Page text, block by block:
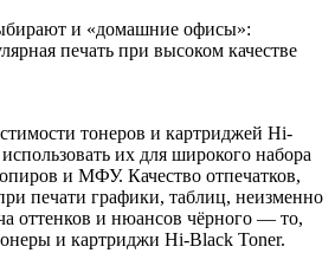
и «домашние офисы»:
печать при высоком качестве
тонеров и картриджей Hi-
их для широкого набора
и МФУ. Качество отпечатков,
печати графики, таблиц, неизменно
оттенков и нюансов чёрного — то,
и картриджи Hi-Black Toner.